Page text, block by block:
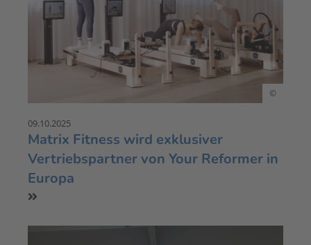
©
09.10.2025
Matrix Fitness wird exklusiver
Vertriebspartner von Your Reformer in
Europa